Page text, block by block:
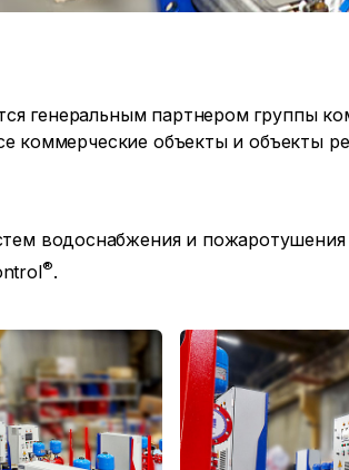
генеральным партнером группы
коммерческие объекты и объекты
водоснабжения и
®.